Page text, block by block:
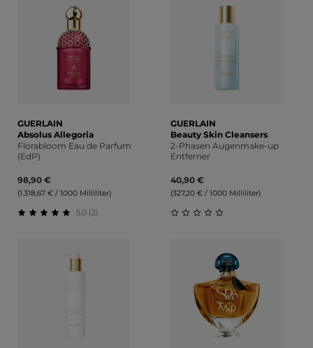
GUERLAIN
Absolus Allegoria
Florabloom Eau de Parfum
(EdP)
98,90 €
(1.318,67 € / 1000 Milliliter)
5.0 (2)
GUERLAIN
Beauty Skin Cleansers
2-Phasen Augenmake-up
Entferner
40,90 €
(327,20 € / 1000 Milliliter)